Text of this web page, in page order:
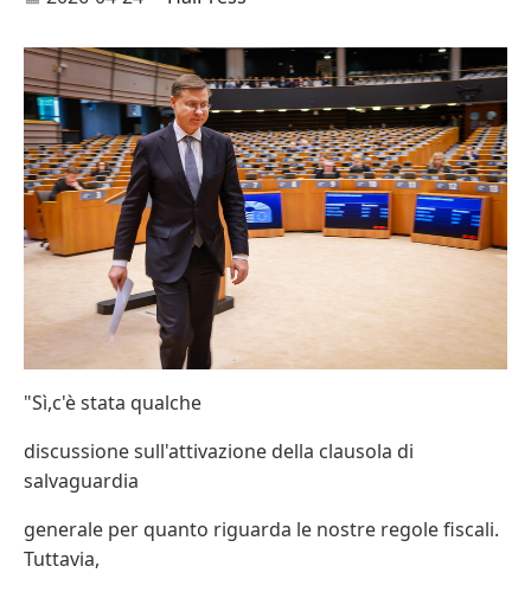
"Sì,c'è stata qualche
discussione sull'attivazione della clausola di
salvaguardia
generale per quanto riguarda le nostre regole fiscali.
Tuttavia,